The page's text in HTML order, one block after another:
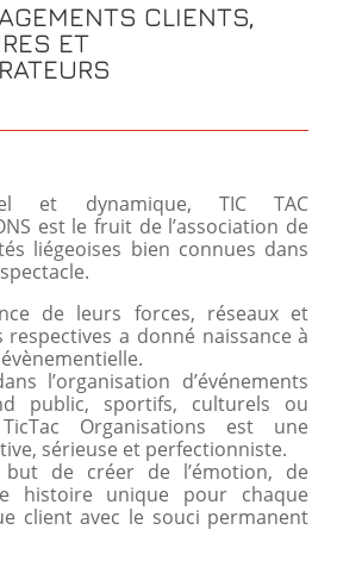
CLIENTS,
ET
et dynamique, TIC TAC
est le fruit de l’association de
liégeoises bien connues dans
de leurs forces, réseaux et
respectives a donné naissance à
l’organisation d’événements
public, sportifs, culturels ou
Organisations est une
sérieuse et perfectionniste.
de créer de l’émotion, de
histoire unique pour chaque
client avec le souci permanent